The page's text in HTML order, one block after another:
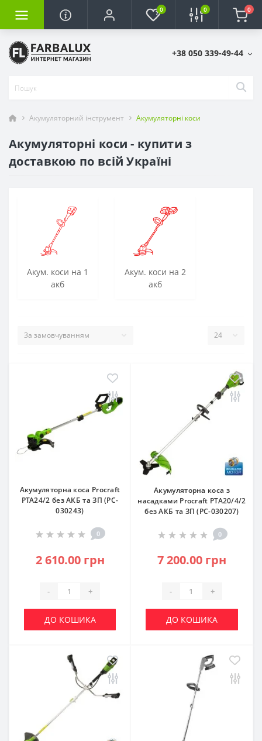
0 0 0
+38 050 339-49-44
Акумуляторний інструмент Акумуляторні коси
Акумуляторні коси - купити з
доставкою по всій Україні
Акум. коси на 1
акб
Акум. коси на 2
акб
Акумуляторна коса Procraft
PTA24/2 без АКБ та ЗП (PC-
030243)
0
2 610.00 грн
- +
ДО КОШИКА
Акумуляторна коса з
насадками Procraft PTA20/4/2
без АКБ та ЗП (PC-030207)
0
7 200.00 грн
- +
ДО КОШИКА